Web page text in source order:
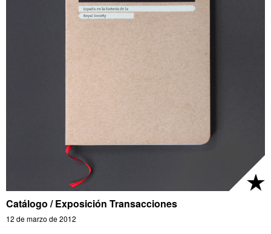
Catálogo / Exposición Transacciones
12 de marzo de 2012